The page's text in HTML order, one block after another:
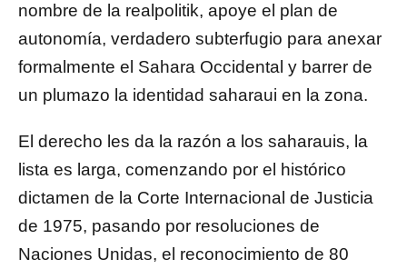
nombre de la realpolitik, apoye el plan de
autonomía, verdadero subterfugio para anexar
formalmente el Sahara Occidental y barrer de
un plumazo la identidad saharaui en la zona.
El derecho les da la razón a los saharauis, la
lista es larga, comenzando por el histórico
dictamen de la Corte Internacional de Justicia
de 1975, pasando por resoluciones de
Naciones Unidas, el reconocimiento de 80